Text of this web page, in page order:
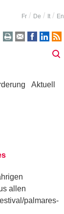
Fr De It En
Aktuell
allen
palmares-